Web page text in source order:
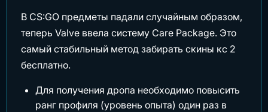
В CS:GO предметы падали случайным образом,
теперь Valve ввела систему Care Package. Это
самый стабильный метод забирать скины кс 2
бесплатно.
Для получения дропа необходимо повысить
ранг профиля (уровень опыта) один раз в